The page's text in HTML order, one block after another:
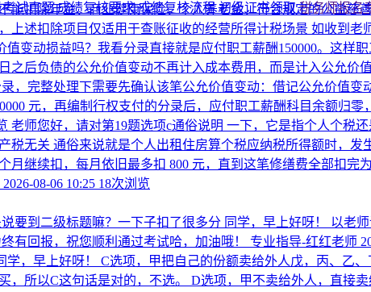
考试真题成绩复核要求成绩复核流程初级证书领取税务师报名
扣除年金、商业健康保险、个人养老金、符合规定的公益慈
述扣除项目仅适用于查账征收的经营所得计税场景 如收到
值变动损益吗？我看分录直接就是应付职工薪酬150000。这样职
后负债的公允价值变动不再计入成本费用，而是计入公允价
，完整处理下需要先确认该笔公允价值变动：借记公允价值
元，再编制行权支付的分录后，应付职工薪酬科目余额归
老师您好，请对第19题选项c通俗说明 一下，它是指个人个税
无关 通俗来说就是个人出租住房算个税应纳税所得额时，
继续扣，每月依旧最多扣 800 元，直到这笔修缮费全部扣完
2026-08-06 10:25 18次浏览
要到二级标题嘛？一下子扣了很多分 同学，早上好呀！ 以老
有回报，祝您顺利通过考试哈，加油哦！
专业指导-红红老师
学，早上好呀！ C选项，甲把自己的份额卖给外人戊，丙、乙
所以C这句话是对的，不选。 D选项，甲不卖给外人，直接